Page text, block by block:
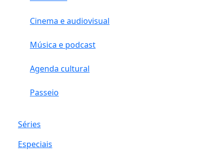
Cinema e audiovisual
Música e podcast
Agenda cultural
Passeio
Séries
Especiais